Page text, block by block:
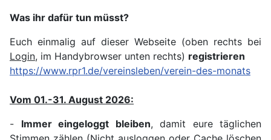
Was ihr dafür tun müsst?
Euch einmalig auf dieser Webseite (oben rechts bei
Login, im Handybrowser unten rechts) registrieren
https://www.rpr1.de/vereinsleben/verein-des-monats
Vom 01.-31. August 2026:
- Immer eingeloggt bleiben, damit eure täglichen